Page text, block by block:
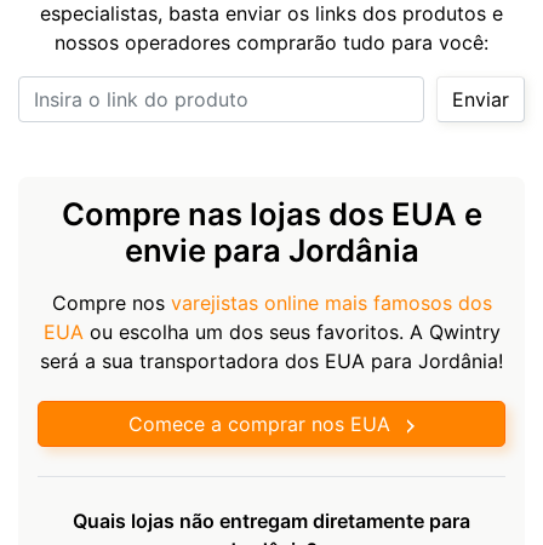
especialistas, basta enviar os links dos produtos e
nossos operadores comprarão tudo para você:
Insira o link do produto
Enviar
Compre nas lojas dos EUA e
envie para Jordânia
Compre nos varejistas online mais famosos dos
EUAou escolha um dos seus favoritos. A Qwintry
será a sua transportadora dos EUA para Jordânia!
Comece a comprar nos EUA
Quais lojas não entregam diretamente para